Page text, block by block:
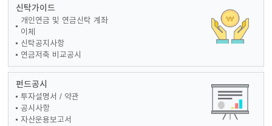
신탁가이드
개인연금 및 연금신탁 계좌
이체
신탁공지사항
연금저축 비교공시
펀드공시
투자설명서 / 약관
공시사항
자산운용보고서